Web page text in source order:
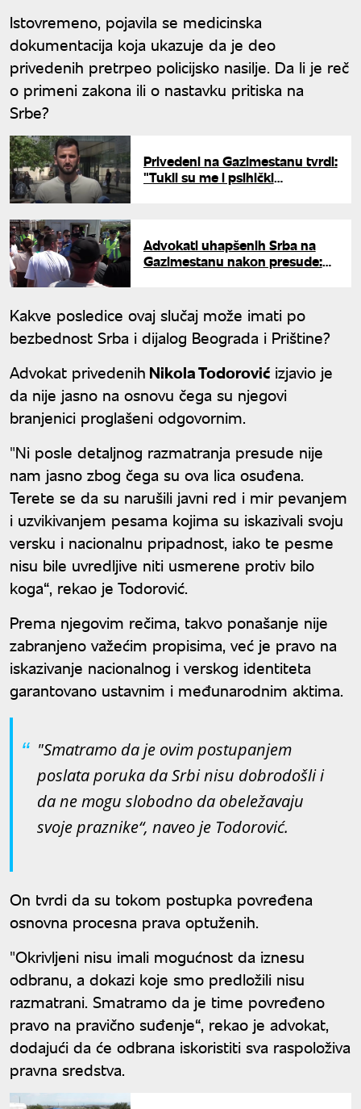
Istovremeno, pojavila se medicinska
dokumentacija koja ukazuje da je deo
privedenih pretrpeo policijsko nasilje. Da li je reč
o primeni zakona ili o nastavku pritiska na
Srbe?
Privedeni na Gazimestanu tvrdi:
"Tukli su me i psihički
Advokati uhapšenih Srba na
Gazimestanu nakon presude:
Kakve posledice ovaj slučaj može imati po
bezbednost Srba i dijalog Beograda i Prištine?
Advokat privedenih Nikola Todorović izjavio je
da nije jasno na osnovu čega su njegovi
branjenici proglašeni odgovornim.
"Ni posle detaljnog razmatranja presude nije
nam jasno zbog čega su ova lica osuđena.
Terete se da su narušili javni red i mir pevanjem
i uzvikivanjem pesama kojima su iskazivali svoju
versku i nacionalnu pripadnost, iako te pesme
nisu bile uvredljive niti usmerene protiv bilo
koga“, rekao je Todorović.
Prema njegovim rečima, takvo ponašanje nije
zabranjeno važećim propisima, već je pravo na
iskazivanje nacionalnog i verskog identiteta
garantovano ustavnim i međunarodnim aktima.
"Smatramo da je ovim postupanjem
poslata poruka da Srbi nisu dobrodošli i
da ne mogu slobodno da obeležavaju
svoje praznike“, naveo je Todorović.
On tvrdi da su tokom postupka povređena
osnovna procesna prava optuženih.
"Okrivljeni nisu imali mogućnost da iznesu
odbranu, a dokazi koje smo predložili nisu
razmatrani. Smatramo da je time povređeno
pravo na pravično suđenje“, rekao je advokat,
dodajući da će odbrana iskoristiti sva raspoloživa
pravna sredstva.